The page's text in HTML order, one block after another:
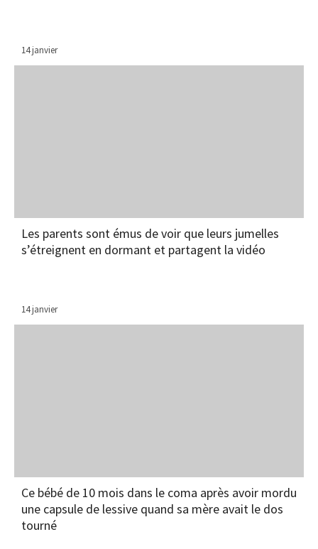
14 janvier
Les parents sont émus de voir que leurs jumelles
s’étreignent en dormant et partagent la vidéo
14 janvier
Ce bébé de 10 mois dans le coma après avoir mordu
une capsule de lessive quand sa mère avait le dos
tourné